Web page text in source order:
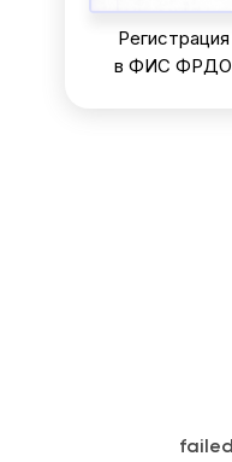
Регистрация
в ФИС ФРДО